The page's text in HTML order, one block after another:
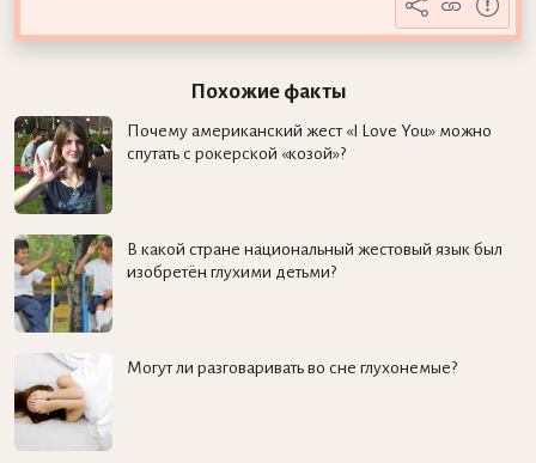
Похожие факты
Почему американский жест «I Love You» можно
спутать с рокерской «козой»?
В какой стране национальный жестовый язык был
изобретён глухими детьми?
Могут ли разговаривать во сне глухонемые?